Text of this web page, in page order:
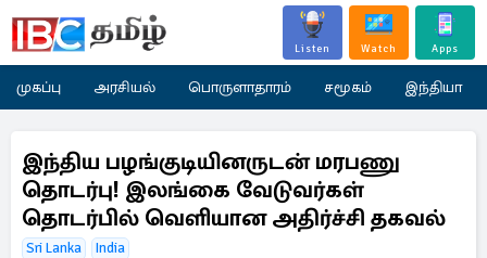
Listen Watch Apps
முகப்பு அரசியல் பொருளாதாரம் சமூகம் இந்தியா
இந்திய பழங்குடியினருடன் மரபணு
தொடர்பு! இலங்கை வேடுவர்கள்
தொடர்பில் வெளியான அதிர்ச்சி தகவல்
Sri Lanka
India